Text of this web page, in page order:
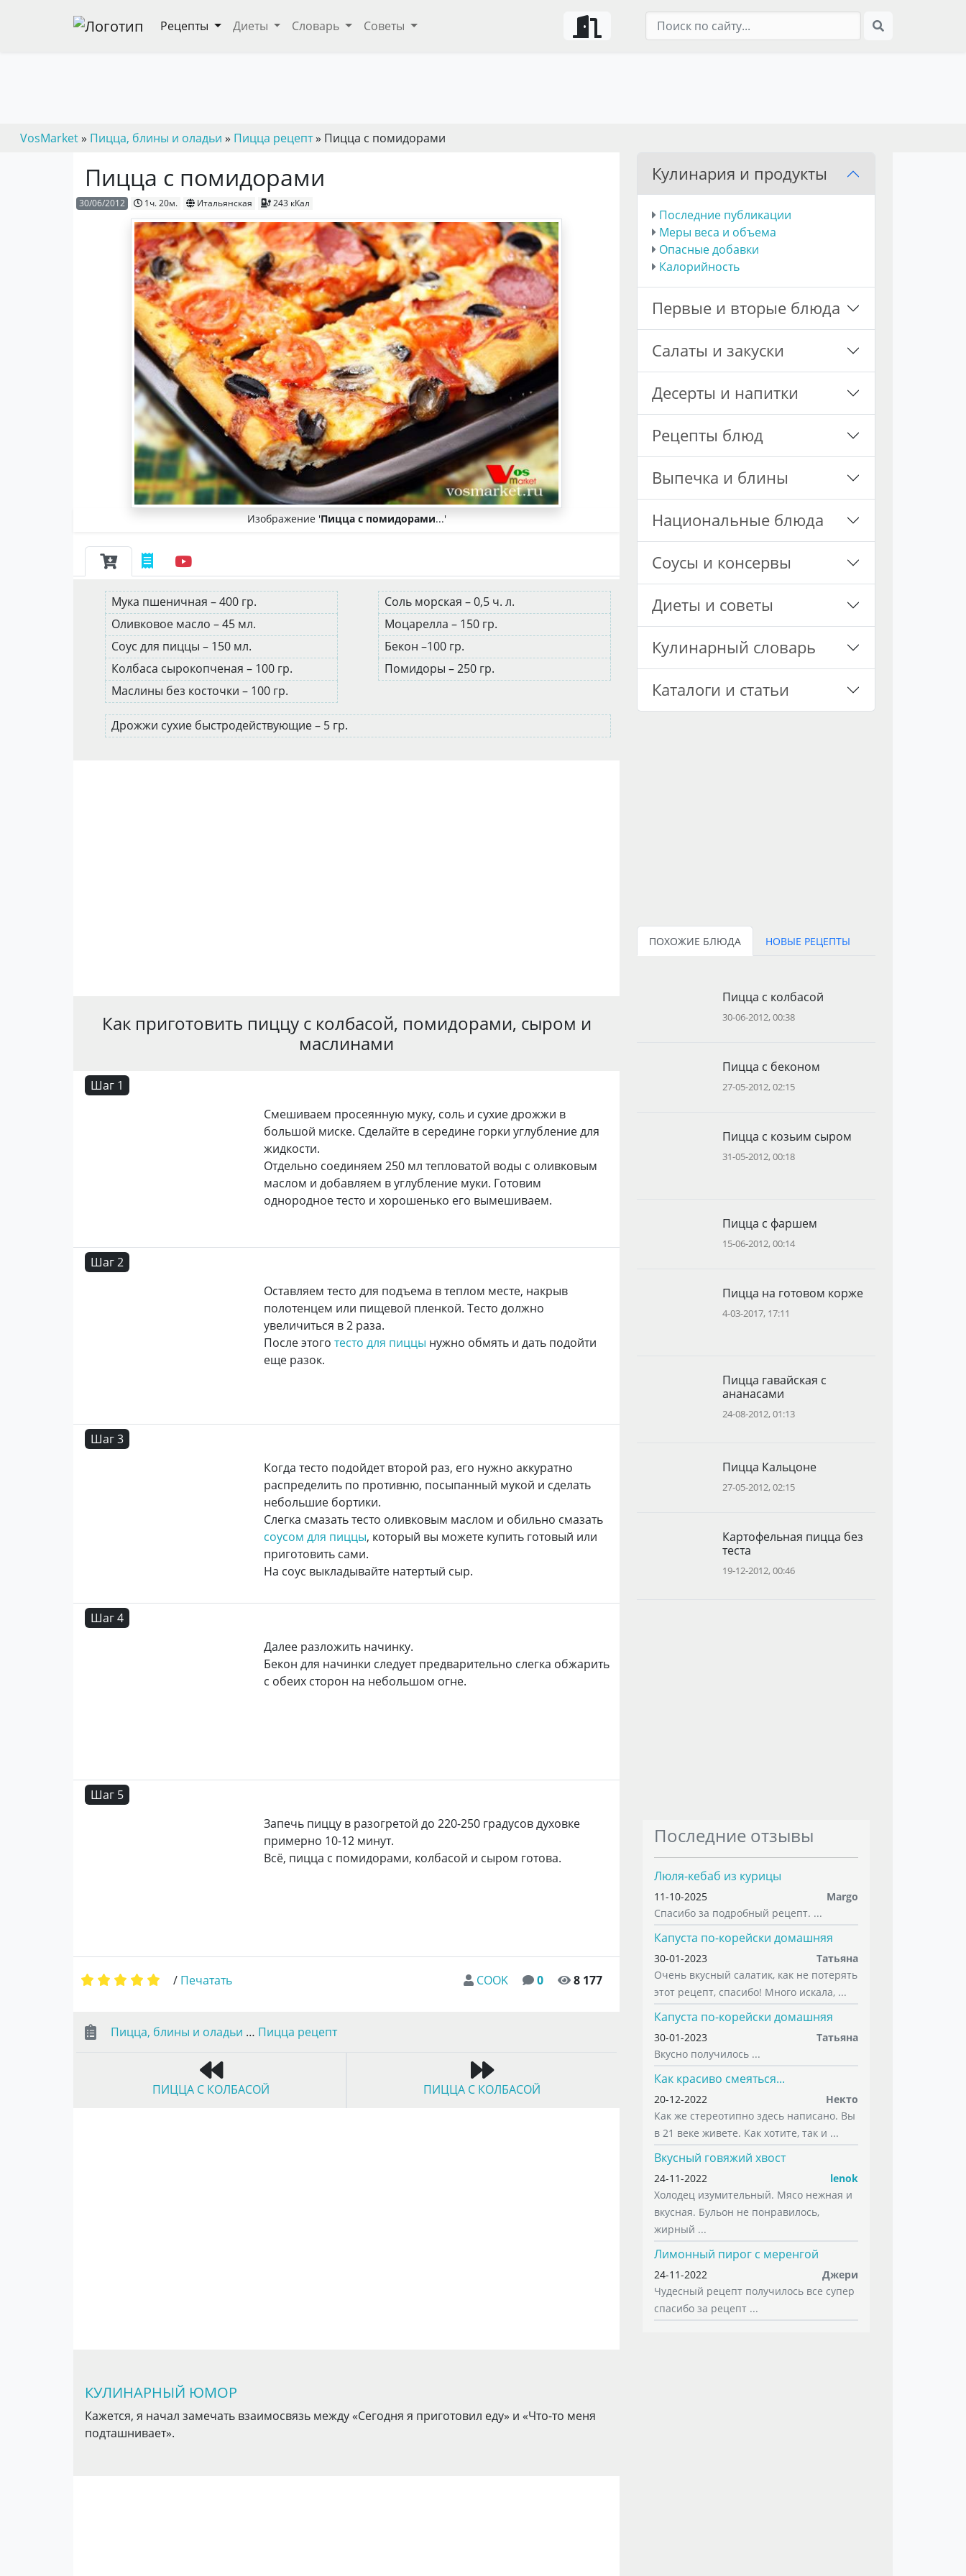
Рецепты Диеты Словарь Советы
VosMarket» Пицца, блины и оладьи » Пицца рецепт» Пицца с помидорами
Пицца с помидорами
30/06/2012 1ч. 20м. Итальянская 243 кКал
Изображение 'Пицца с помидорами...'
Мука пшеничная – 400 гр.
Оливковое масло – 45 мл.
Соус для пиццы – 150 мл.
Колбаса сырокопченая – 100 гр.
Маслины без косточки – 100 гр.
Соль морская – 0,5 ч. л.
Моцарелла – 150 гр.
Бекон –100 гр.
Помидоры – 250 гр.
Дрожжи сухие быстродействующие – 5 гр.
Как приготовить пиццу с колбасой, помидорами, сыром и
маслинами
Шаг 1
Смешиваем просеянную муку, соль и сухие дрожжи в
большой миске. Сделайте в середине горки углубление для
жидкости.
Отдельно соединяем 250 мл тепловатой воды с оливковым
маслом и добавляем в углубление муки. Готовим
однородное тесто и хорошенько его вымешиваем.
Шаг 2
Оставляем тесто для подъема в теплом месте, накрыв
полотенцем или пищевой пленкой. Тесто должно
увеличиться в 2 раза.
После этоготесто для пиццы нужно обмять и дать подойти
еще разок.
Шаг 3
Когда тесто подойдет второй раз, его нужно аккуратно
распределить по противню, посыпанный мукой и сделать
небольшие бортики.
Слегка смазать тесто оливковым маслом и обильно смазать
соусом для пиццы, который вы можете купить готовый или
приготовить сами.
На соус выкладывайте натертый сыр.
Шаг 4
Далее разложить начинку.
Бекон для начинки следует предварительно слегка обжарить
с обеих сторон на небольшом огне.
Шаг 5
Запечь пиццу в разогретой до 220-250 градусов духовке
примерно 10-12 минут.
Всё, пицца с помидорами, колбасой и сыром готова.
COOK 0 8 177
/ Печатать
Пицца, блины и оладьи … Пицца рецепт
ПИЦЦА С КОЛБАСОЙ ПИЦЦА С КОЛБАСОЙ
КУЛИНАРНЫЙ ЮМОР
Кажется, я начал замечать взаимосвязь между «Сегодня я приготовил еду» и «Что-то меня
подташнивает».
Кулинария и продукты
Последние публикации
Меры веса и объема
Опасные добавки
Калорийность
Первые и вторые блюда
Салаты и закуски
Десерты и напитки
Рецепты блюд
Выпечка и блины
Национальные блюда
Соусы и консервы
Диеты и советы
Кулинарный словарь
Каталоги и статьи
ПОХОЖИЕ БЛЮДА НОВЫЕ РЕЦЕПТЫ
Пицца с колбасой
30-06-2012, 00:38
Пицца с беконом
27-05-2012, 02:15
Пицца с козьим сыром
31-05-2012, 00:18
Пицца с фаршем
15-06-2012, 00:14
Пицца на готовом корже
4-03-2017, 17:11
Пицца гавайская с
ананасами
24-08-2012, 01:13
Пицца Кальцоне
27-05-2012, 02:15
Картофельная пицца без
теста
19-12-2012, 00:46
Последние отзывы
Люля-кебаб из курицы
11-10-2025
Margo
Спасибо за подробный рецепт. ...
Капуста по-корейски домашняя
30-01-2023
Татьяна
Очень вкусный салатик, как не потерять
этот рецепт, спасибо! Много искала, ...
Капуста по-корейски домашняя
30-01-2023
Татьяна
Вкусно получилось ...
Как красиво смеяться...
20-12-2022
Некто
Как же стереотипно здесь написано. Вы
в 21 веке живете. Как хотите, так и ...
Вкусный говяжий хвост
24-11-2022
lenok
Холодец изумительный. Мясо нежная и
вкусная. Бульон не понравилось,
жирный ...
Лимонный пирог с меренгой
24-11-2022
Джери
Чудесный рецепт получилось все супер
спасибо за рецепт ...